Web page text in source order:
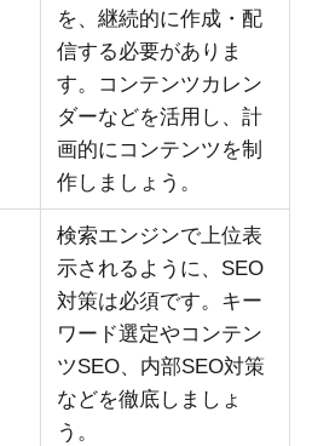
を、継続的に作成・配
信する必要がありま
す。コンテンツカレン
ダーなどを活用し、計
画的にコンテンツを制
作しましょう。
検索エンジンで上位表
示されるように、SEO
対策は必須です。キー
ワード選定やコンテン
ツSEO、内部SEO対策
などを徹底しましょ
う。